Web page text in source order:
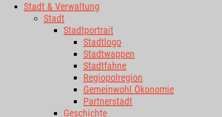
Stadt & Verwaltung
Stadt
Stadtportrait
Stadtlogo
Stadtwappen
Stadtfahne
Regiopolregion
Gemeinwohl Ökonomie
Partnerstadt
Geschichte